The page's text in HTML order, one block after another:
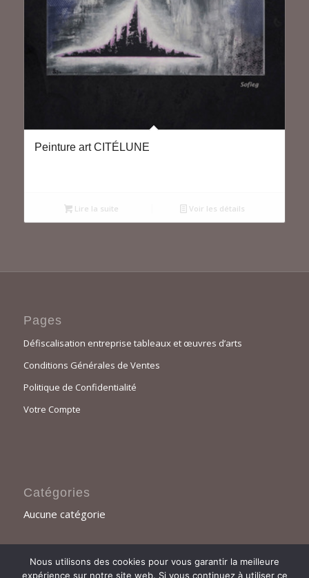
Peinture art CITÉLUNE
Lire la suite Voir les détails
Pages
Défiscalisation entreprise tableaux et œuvres d’arts
Conditions Générales de Ventes
Politique de Confidentialité
Votre Compte
Catégories
Aucune catégorie
Nous utilisons des cookies pour vous garantir la meilleure
expérience sur notre site web. Si vous continuez à utiliser ce